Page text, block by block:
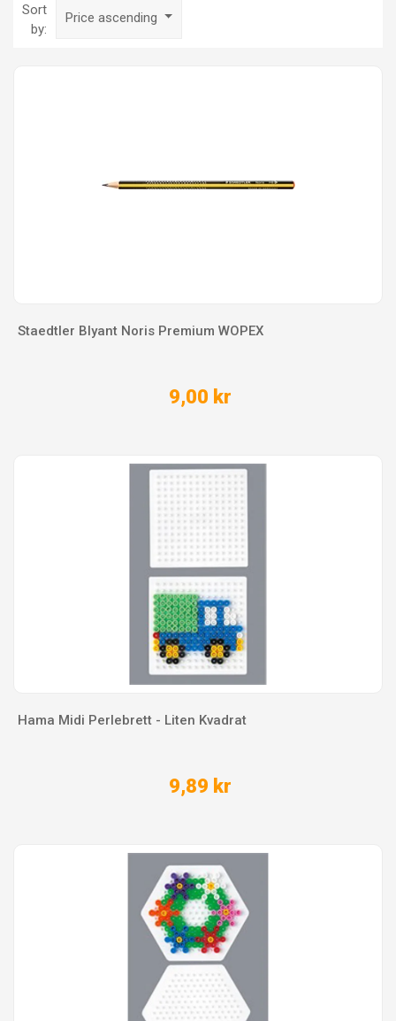
Sort
by:
Price ascending
Staedtler Blyant Noris Premium WOPEX
9,00 kr
Hama Midi Perlebrett - Liten Kvadrat
9,89 kr